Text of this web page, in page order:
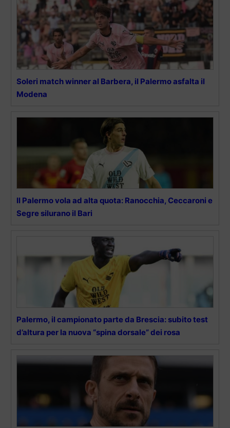
Soleri match winner al Barbera, il Palermo asfalta il
Modena
Il Palermo vola ad alta quota: Ranocchia, Ceccaroni e
Segre silurano il Bari
Palermo, il campionato parte da Brescia: subito test
d’altura per la nuova “spina dorsale” dei rosa